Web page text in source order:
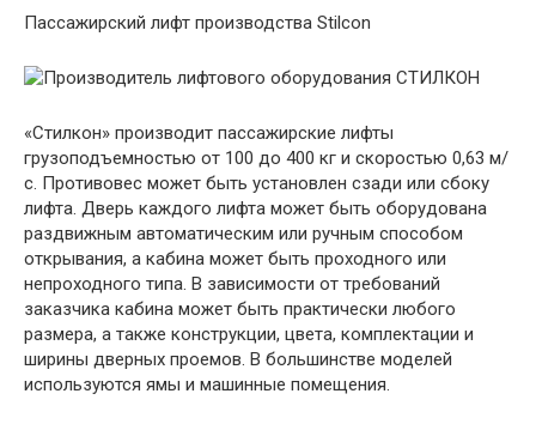
Пассажирский лифт производства Stilcon
«Стилкон» производит пассажирские лифты
грузоподъемностью от 100 до 400 кг и скоростью 0,63 м/
с. Противовес может быть установлен сзади или сбоку
лифта. Дверь каждого лифта может быть оборудована
раздвижным автоматическим или ручным способом
открывания, а кабина может быть проходного или
непроходного типа. В зависимости от требований
заказчика кабина может быть практически любого
размера, а также конструкции, цвета, комплектации и
ширины дверных проемов. В большинстве моделей
используются ямы и машинные помещения.